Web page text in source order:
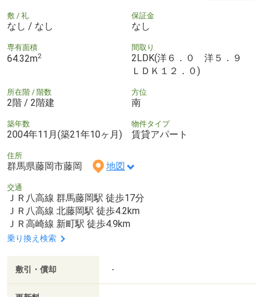
敷 / 礼
なし / なし
保証金
なし
専有面積
64.32m2
間取り
2LDK(洋６．０ 洋５．９
ＬＤＫ１２．０)
所在階 / 階数
2階 / 2階建
方位
南
築年数
2004年11月(築21年10ヶ月)
物件タイプ
賃貸アパート
住所
群馬県藤岡市藤岡 地図
交通
ＪＲ八高線 群馬藤岡駅 徒歩17分
ＪＲ八高線 北藤岡駅 徒歩4.2km
ＪＲ高崎線 新町駅 徒歩4.9km
乗り換え検索
敷引・償却 -